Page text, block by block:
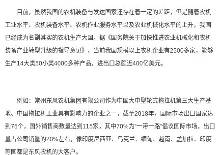
目前，虽然我国的农机装备与发达国家还存在着一定的差距，但是随着农机
工业水平、农机装备水平、农机作业服务水平以及农业机械化水平的上升，我国
已经成为名副其实的农机生产大国。据《国务院关于加快推进农业机械化和农机
装备产业转型升级的指导意见》，当前我国规模以上农机企业有2500多家，能够
生产14大类50小类4000多种产品，进出口总额近400亿美元。
例如：常州东风农机集团有限公司作为中国大中型轮式拖拉机第三大生产基
地、中国拖拉机工业具有影响力的企业之一，截至2018年，国际市场出口国家达
到75个，国外销售商数量达到115家，其中70%为“一带一路”倡议国际市场，出口
量占公司销量的20%左右，像印度尼西亚、乌克兰、缅甸、越南、孟加拉、印度
等国都是东风农机的大客户。